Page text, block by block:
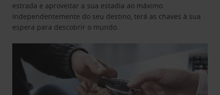
estrada e aproveitar a sua estadia ao máximo.
Independentemente do seu destino, terá as chaves à sua
espera para descobrir o mundo.